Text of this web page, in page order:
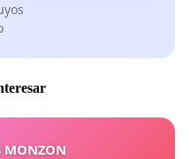
MONZON